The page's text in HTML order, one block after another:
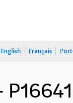
English Français